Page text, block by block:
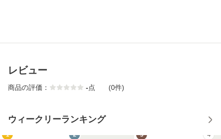
レビュー
商品の評価： -点 (0件)
ウィークリーランキング
1 2 3 4